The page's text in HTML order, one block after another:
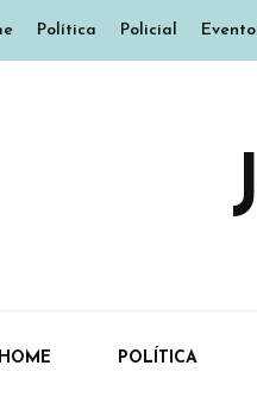
Política Policial
HOME POLÍTICA